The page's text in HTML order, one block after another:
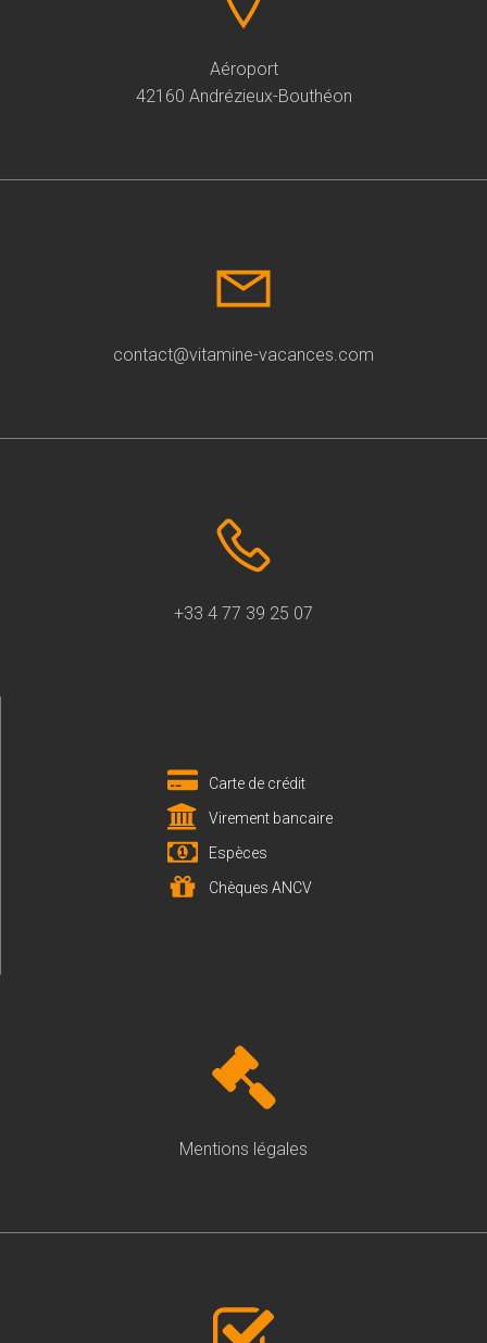
Aéroport
42160 Andrézieux-Bouthéon
contact@vitamine-vacances.com
+33 4 77 39 25 07
Carte de crédit
Virement bancaire
Espèces
Chèques ANCV
Mentions légales